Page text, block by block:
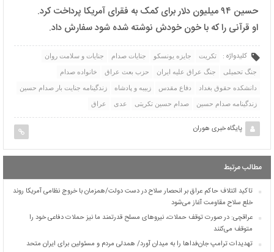
حسین ۹۴ میلیون دلار برای کمک به فقرای آمریکا پرداخت کرد.
او قرآنی را که با خون خودش نوشته شده شود سفارش داد.
کلیدواژه : تکریت جایزه یونسکو جنایات صدام جنایات و سلامت روان
جنگ تحمیلی جنگ عراق علیه ایران حزب بعث عراق خانواده صدام
دانشکده حقوق بغداد دفاع مقدس زبیبه و پادشاه زندگینامه جنایت بار صدام حسین
زندگینامه صدام حسین صدام حسین تکریتی عدی عراق
پایگاه خبری هوران
مطالب مرتبط
تاکید ائتلاف حاکم عراق بر انحصار سلاح در دست دولت/همزمان با خروج نظامی آمریکا روند
خلع سلاح مقاومت آغاز می‌شود
عراقچی: در صورت توقف حملات، نیروهای مسلح قدرتمند ما نیز حملات دفاعی خود را
متوقف می‌کنند
تهدیدات ترامپ جان‌فداها را به میدان آورد/ همدلی مردم و مسئولین برای ایران متحد